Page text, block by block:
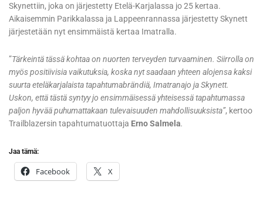
Skynettiin, joka on järjestetty Etelä-Karjalassa jo 25 kertaa.
Aikaisemmin Parikkalassa ja Lappeenrannassa järjestetty Skynett
järjestetään nyt ensimmäistä kertaa Imatralla.
”Tärkeintä tässä kohtaa on nuorten terveyden turvaaminen. Siirrolla on
myös positiivisia vaikutuksia, koska nyt saadaan yhteen alojensa kaksi
suurta eteläkarjalaista tapahtumabrändiä, Imatranajo ja Skynett.
Uskon, että tästä syntyy jo ensimmäisessä yhteisessä tapahtumassa
paljon hyvää puhumattakaan tulevaisuuden mahdollisuuksista”, kertoo
Trailblazersin tapahtumatuottaja Erno Salmela.
Jaa tämä:
Facebook X